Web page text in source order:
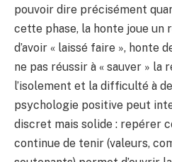
pouvoir dire précisément
cette phase, la honte joue un
d’avoir « laissé faire », honte
ne pas réussir à « sauver » la
l’isolement et la difficulté à
psychologie positive peut
discret mais solide : repérer
continue de tenir (valeurs,